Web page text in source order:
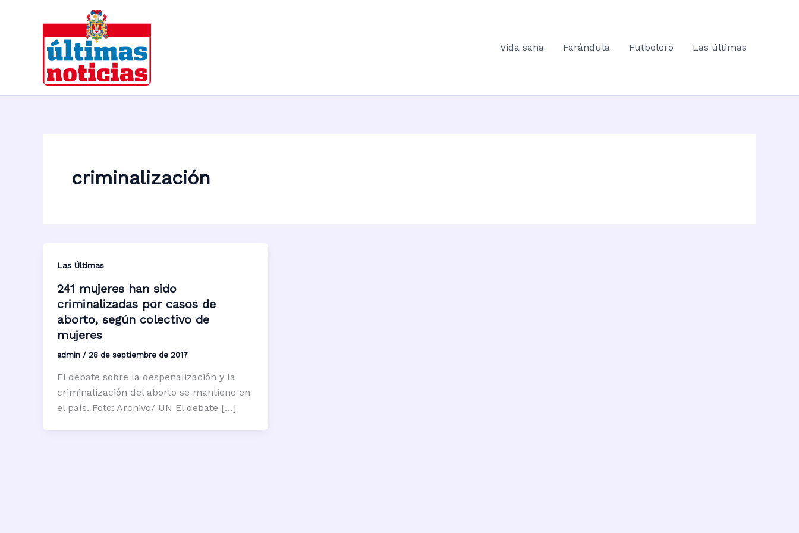
contenido
Vida sana
Farándula Futbolero Las últimas
criminalización
Las Últimas
241 mujeres han sido
criminalizadas por casos de
aborto, según colectivo de
mujeres
admin / 28 de septiembre de 2017
El debate sobre la despenalización y la
criminalización del aborto se mantiene en
el país. Foto: Archivo/ UN El debate […]